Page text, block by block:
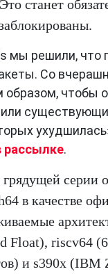
станет
мы решили,
Со
чтобы
рассылке.
серии
в качестве
riscv64
и s390x (IBM